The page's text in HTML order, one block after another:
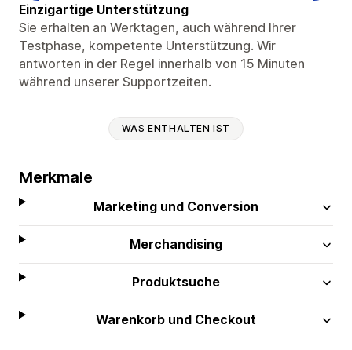
Einzigartige Unterstützung
Sie erhalten an Werktagen, auch während Ihrer
Testphase, kompetente Unterstützung. Wir
antworten in der Regel innerhalb von 15 Minuten
während unserer Supportzeiten.
WAS ENTHALTEN IST
Merkmale
Marketing und Conversion
Merchandising
Produktsuche
Warenkorb und Checkout